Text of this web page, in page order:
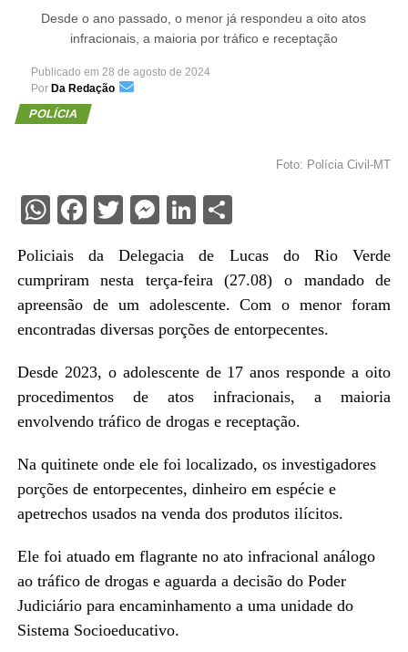
Desde o ano passado, o menor já respondeu a oito atos
infracionais, a maioria por tráfico e receptação
Publicado em 28 de agosto de 2024
Por Da Redação
POLÍCIA
Foto: Polícia Civil-MT
WhatsApp
Facebook
Twitter
Messenger
LinkedIn
Share
Policiais da Delegacia de Lucas do Rio Verde
cumpriram nesta terça-feira (27.08) o mandado de
apreensão de um adolescente. Com o menor foram
encontradas diversas porções de entorpecentes.
Desde 2023, o adolescente de 17 anos responde a oito
procedimentos de atos infracionais, a maioria
envolvendo tráfico de drogas e receptação.
Na quitinete onde ele foi localizado, os investigadores
porções de entorpecentes, dinheiro em espécie e
apetrechos usados na venda dos produtos ilícitos.
Ele foi atuado em flagrante no ato infracional análogo
ao tráfico de drogas e aguarda a decisão do Poder
Judiciário para encaminhamento a uma unidade do
Sistema Socioeducativo.